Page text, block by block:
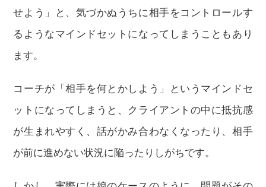
せよう」と、気づかぬうちに相手をコントロールす
るようなマインドセットになってしまうこともあり
ます。
コーチが「相手を何とかしよう」というマインドセ
ットになってしまうと、クライアントの中に抵抗感
が生まれやすく、話がかみ合わなくなったり、相手
が前に進めない状況に陥ったりしがちです。